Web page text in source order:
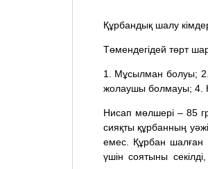
Құрбандық шалу
Төмендегідей төрт
1. Мұсылман болуы;
жолаушы болмауы; 4.
Нисап мөлшері – 85
сияқты құрбанның
емес. Құрбан шалған
үшін соятыны